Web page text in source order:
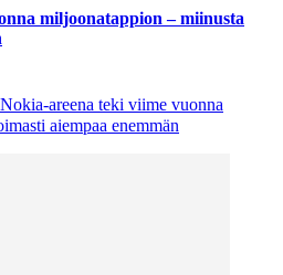
miljoonatappion – miinusta
areena teki viime vuonna
aiempaa enemmän